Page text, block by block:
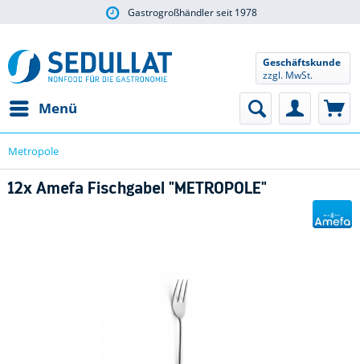
Gastrogroßhändler seit 1978
Menü
Geschäftskunde
zzgl. MwSt.
Metropole
12x Amefa Fischgabel "METROPOLE"